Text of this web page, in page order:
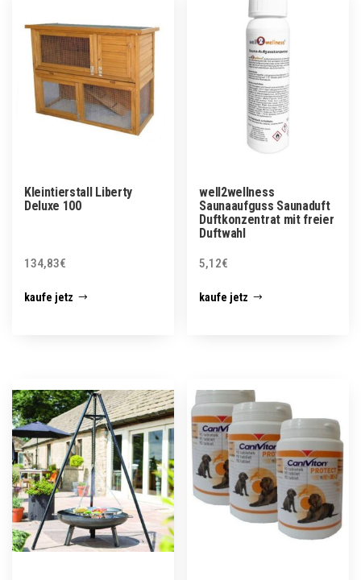
Kleintierstall Liberty
Deluxe 100
134,83€
kaufe jetz
well2wellness
Saunaaufguss Saunaduft
Duftkonzentrat mit freier
Duftwahl
5,12€
kaufe jetz